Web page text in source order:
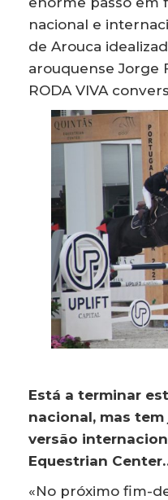
nacional e
de Arouca
arouquense Jorge
RODA VIVA
Está a terminar
nacional, mas
versão
Equestrian
«No próximo fim-